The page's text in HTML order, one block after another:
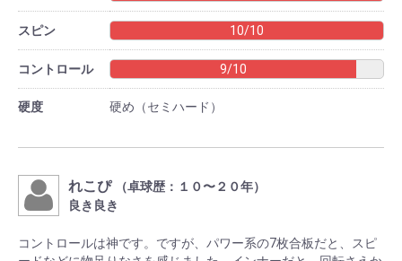
スピン 10/10
コントロール 9/10
硬度 硬め（セミハード）
れこぴ
（卓球歴：１０〜２０年）
良き良き
コントロールは神です。ですが、パワー系の7枚合板だと、スピ